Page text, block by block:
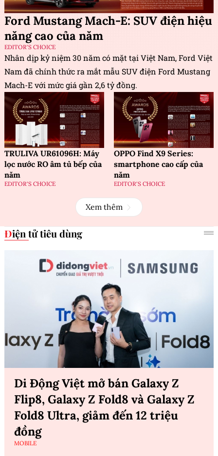
Ford Mustang Mach-E: SUV điện hiệu
năng cao của năm
EDITOR'S CHOICE
Nhân dịp kỷ niệm 30 năm có mặt tại Việt Nam, Ford Việt
Nam đã chính thức ra mắt mẫu SUV điện Ford Mustang
Mach-E với mức giá gần 2,6 tỷ đồng.
TRULIVA UR61096H: Máy
lọc nước RO âm tủ bếp của
năm
EDITOR'S CHOICE
OPPO Find X9 Series:
smartphone cao cấp của
năm
EDITOR'S CHOICE
Xem thêm
Điện tử tiêu dùng
Di Động Việt mở bán Galaxy Z
Flip8, Galaxy Z Fold8 và Galaxy Z
Fold8 Ultra, giảm đến 12 triệu
đồng
MOBILE